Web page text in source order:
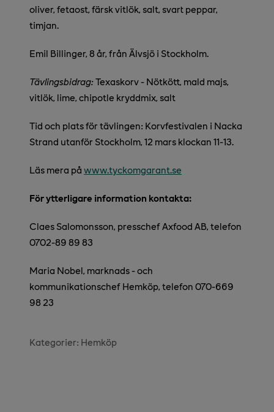
oliver, fetaost, färsk vitlök, salt, svart peppar,
timjan.
Emil Billinger, 8 år, från Älvsjö i Stockholm.
Tävlingsbidrag:Texaskorv - Nötkött, mald majs,
vitlök, lime, chipotle kryddmix, salt
Tid och plats för tävlingen: Korvfestivalen i Nacka
Strand utanför Stockholm, 12 mars klockan 11-13.
Läs mera på www.tyckomgarant.se
För ytterligare information kontakta:
Claes Salomonsson, presschef Axfood AB, telefon
0702-89 89 83
Maria Nobel, marknads - och
kommunikationschef Hemköp, telefon 070-669
98 23
Kategorier: Hemköp